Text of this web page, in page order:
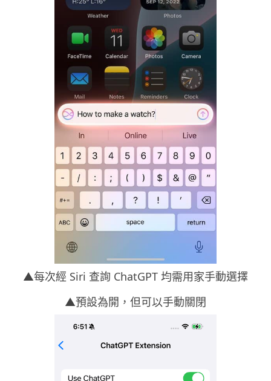
▲每次經 Siri 查詢 ChatGPT 均需用家手動選擇
▲預設為開，但可以手動關閉